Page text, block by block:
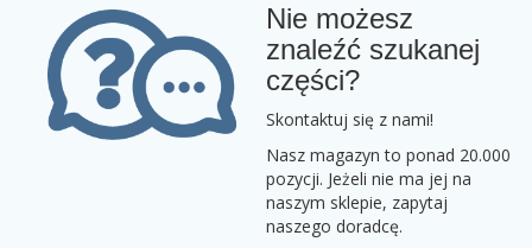
Nie możesz
znaleźć szukanej
części?
Skontaktuj się z nami!
Nasz magazyn to ponad 20.000
pozycji. Jeżeli nie ma jej na
naszym sklepie, zapytaj
naszego doradcę.